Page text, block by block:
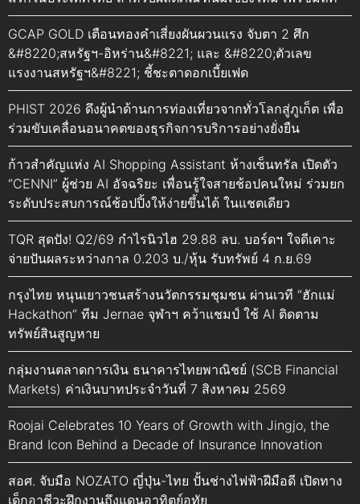
GCAP GOLD เตือนทองคำเสี่ยงผันผวนแรง จับตา 2 ศึก
&#8220;สหรัฐฯ-อิหร่าน&#8221; และ &#8220;ตัวเลข
แรงงานสหรัฐฯ&#8221; ชี้ชะตาดอกเบี้ยเฟด
PHIST 2026 ดึงผู้นำด้านการท่องเที่ยวจากทั่วโลกสู่ภูเก็ต เพื่อ
ร่วมขับเคลื่อนอนาคตของธุรกิจการบริการอย่างยั่งยืน
ก้าวสำคัญแห่ง AI Shopping Assistant ห้างเซ็นทรัล เปิดตัว
“CENNI” ผู้ช่วย AI อัจฉริยะ เพื่อนรู้ใจสายช้อปคนใหม่ ร่วมยก
ระดับประสบการณ์ช้อปปิ้งให้ง่ายขึ้นได้ ในแชตเดียว
TQR สุดปัง! Q2/69 กำไรนิวไฮ 29.88 ลบ. บอร์ดฯ ใจดีเคาะ
จ่ายปันผลระหว่างกาล 0.203 บ./หุ้น รับทรัพย์ 4 ก.ย.69
กรุงไทย หนุนเยาวชนสร้างนวัตกรรมชุมชน ผ่านเวที “ฮักแม่
Hackathon” ทีม Jernae จุฬาฯ คว้าแชมป์ ใช้ AI ติดตาม
ทรัพย์สินสูญหาย
กลุ่มงานตลาดการเงิน ธนาคารไทยพาณิชย์ (SCB Financial
Markets) ค่าเงินบาทประจำวันที่ 7 สิงหาคม 2569
Roojai Celebrates 10 Years of Growth with Jingjo, the
Brand Icon Behind a Decade of Insurance Innovation
สอศ. จับมือ NOZATO ญี่ปุ่น-ไทย ปั้นช่างไฟฟ้าฝีมือดี เปิดทาง
เด็กอาชีวะฝึกงานถึงแดนอาทิตย์อุทัย